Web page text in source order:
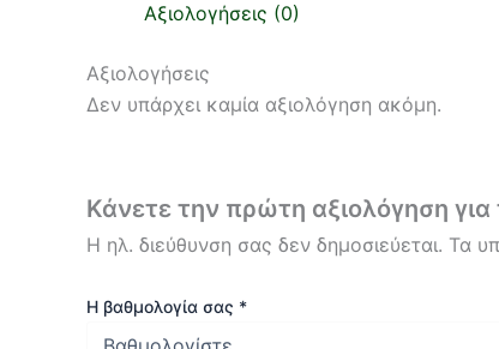
Αξιολογήσεις (0)
Αξιολογήσεις
Δεν υπάρχει καμία αξιολόγηση ακόμη.
Κάνετε την πρώτη αξιολόγηση
Η ηλ. διεύθυνση σας δεν δημοσιεύεται. Τα
Η βαθμολογία σας *